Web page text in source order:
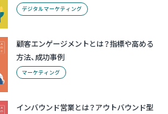
デジタルマーケティング
顧客エンゲージメントとは？指標や高める
方法、成功事例
マーケティング
インバウンド営業とは？アウトバウンド型